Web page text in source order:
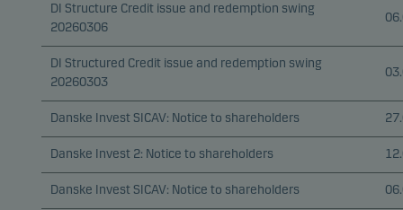
DI Structure Credit issue and redemption swing
20260306
DI Structured Credit issue and redemption swing
20260303
Danske Invest SICAV: Notice to shareholders
Danske Invest 2: Notice to shareholders
Danske Invest SICAV: Notice to shareholders